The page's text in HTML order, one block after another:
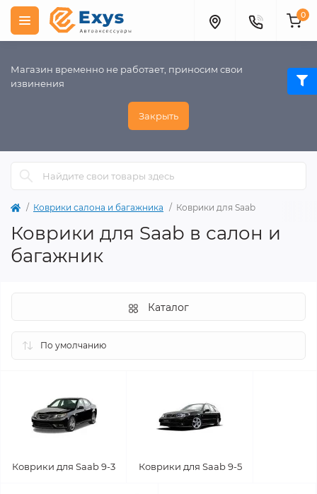
Магазин временно не работает, приносим свои
извинения
Закрыть
0
Коврики салона и багажника Коврики для Saab
Коврики для Saab в салон и
багажник
Каталог
Коврики для Saab 9-3 Коврики для Saab 9-5